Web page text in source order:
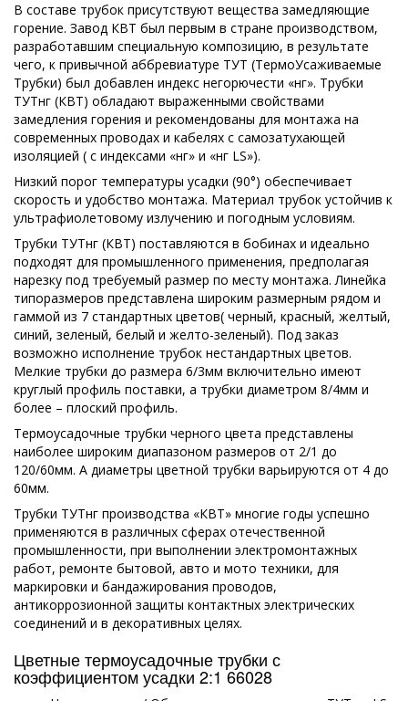
В составе трубок присутствуют вещества замедляющие
горение. Завод КВТ был первым в стране производством,
разработавшим специальную композицию, в результате
чего, к привычной аббревиатуре ТУТ (ТермоУсаживаемые
Трубки) был добавлен индекс негорючести «нг». Трубки
ТУТнг (КВТ) обладают выраженными свойствами
замедления горения и рекомендованы для монтажа на
современных проводах и кабелях с самозатухающей
изоляцией ( с индексами «нг» и «нг LS»).
Низкий порог температуры усадки (90°) обеспечивает
скорость и удобство монтажа. Материал трубок устойчив к
ультрафиолетовому излучению и погодным условиям.
Трубки ТУТнг (КВТ) поставляются в бобинах и идеально
подходят для промышленного применения, предполагая
нарезку под требуемый размер по месту монтажа. Линейка
типоразмеров представлена широким размерным рядом и
гаммой из 7 стандартных цветов( черный, красный, желтый,
синий, зеленый, белый и желто-зеленый). Под заказ
возможно исполнение трубок нестандартных цветов.
Мелкие трубки до размера 6/3мм включительно имеют
круглый профиль поставки, а трубки диаметром 8/4мм и
более – плоский профиль.
Термоусадочные трубки черного цвета представлены
наиболее широким диапазоном размеров от 2/1 до
120/60мм. А диаметры цветной трубки варьируются от 4 до
60мм.
Трубки ТУТнг производства «КВТ» многие годы успешно
применяются в различных сферах отечественной
промышленности, при выполнении электромонтажных
работ, ремонте бытовой, авто и мото техники, для
маркировки и бандажирования проводов,
антикоррозионной защиты контактных электрических
соединений и в декоративных целях.
Цветные термоусадочные трубки с
коэффициентом усадки 2:1 66028